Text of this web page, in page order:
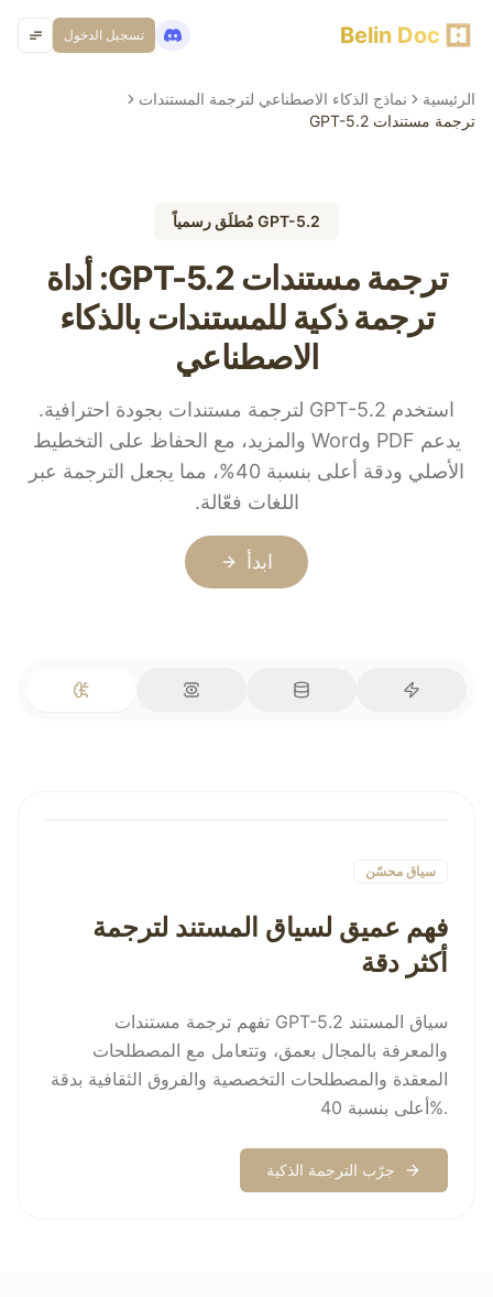
Belin Doc تسجيل الدخول
الرئيسية
نماذج الذكاء الاصطناعي لترجمة المستندات
ترجمة مستندات GPT-5.2
GPT-5.2 مُطلَق رسمياً
ترجمة مستندات GPT-5.2: أداة
ترجمة ذكية للمستندات بالذكاء
الاصطناعي
استخدم GPT-5.2 لترجمة مستندات بجودة احترافية.
يدعم PDF وWord والمزيد، مع الحفاظ على التخطيط
الأصلي ودقة أعلى بنسبة 40%، مما يجعل الترجمة عبر
اللغات فعّالة.
ابدأ
سياق محسّن
فهم عميق لسياق المستند لترجمة
أكثر دقة
تفهم ترجمة مستندات GPT-5.2 سياق المستند
والمعرفة بالمجال بعمق، وتتعامل مع المصطلحات
المعقدة والمصطلحات التخصصية والفروق الثقافية بدقة
أعلى بنسبة 40%.
جرّب الترجمة الذكية